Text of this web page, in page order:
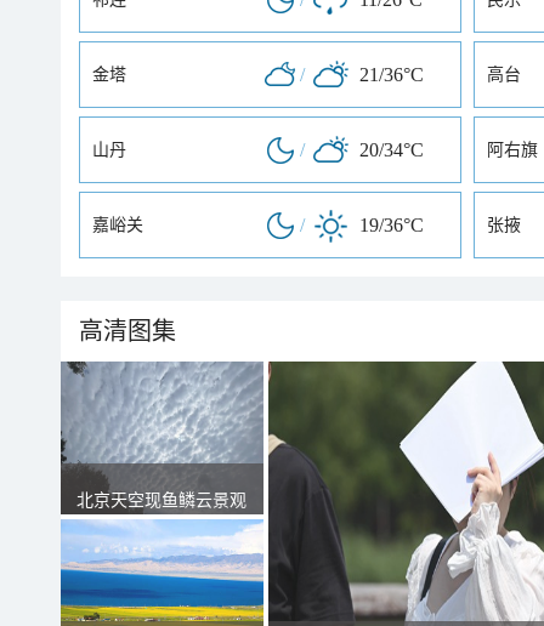
金塔 / 21/36°C 高台
山丹 / 20/34°C 阿右旗
嘉峪关 / 19/36°C 张掖
高清图集
北京天空现鱼鳞云景观